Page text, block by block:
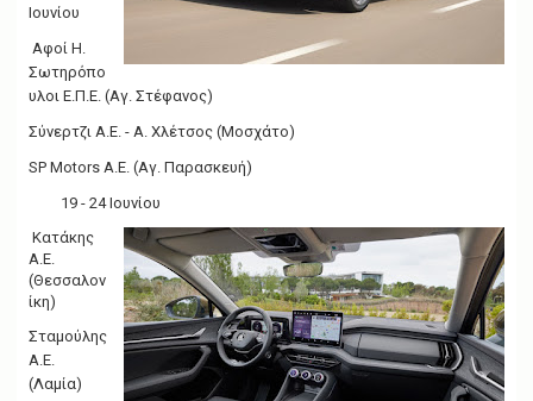
Ιουνίου
Αφοί Η.
Σωτηρόπο
υλοι Ε.Π.Ε. (Αγ. Στέφανος)
Σύνερτζι Α.Ε. - Α. Χλέτσος (Μοσχάτο)
SP Motors Α.Ε. (Αγ. Παρασκευή)
19 - 24 Ιουνίου
Κατάκης
Α.Ε.
(Θεσσαλον
ίκη)
Σταμούλης
Α.Ε.
(Λαμία)